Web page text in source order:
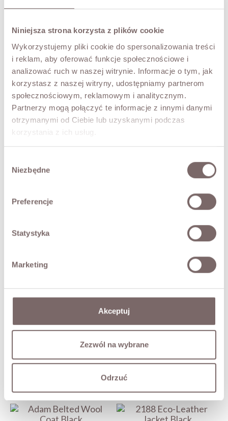
Niniejsza strona korzysta z plików cookie
Wykorzystujemy pliki cookie do spersonalizowania treści
i reklam, aby oferować funkcje społecznościowe i
analizować ruch w naszej witrynie. Informacje o tym, jak
korzystasz z naszej witryny, udostępniamy partnerom
społecznościowym, reklamowym i analitycznym.
Partnerzy mogą połączyć te informacje z innymi danymi
otrzymanymi od Ciebie lub uzyskanymi podczas
korzystania z ich usług.
zgody
Niezbędne
Preferencje
Statystyka
Marketing
Akceptuj
Zezwól na wybrane
Odrzuć
mind. The classic cut is enlivened by a ruffle at the lower
section that gently flatters the figure and adds a modern
accent. The model fastens with buttons and features
practical front pockets and a classic collar. Its versatile cut
makes it perfect both in casual sets with jeans and in
more feminine looks with a dress. A year-round wardrobe
must-have.
The model is 173 cm tall and is wearing a size M.
COMPLETE THE LOOK
YOU MAY ALSO LIKE